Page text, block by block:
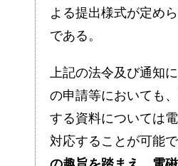
よる提出様式が定め
である。
上記の法令及び通知
の申請等においても
する資料については
対応することが可能